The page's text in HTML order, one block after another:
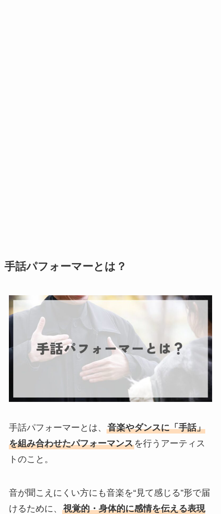
手話パフォーマーとは？
手話パフォーマーとは、 音楽やダンスに「手話」
を組み合わせたパフォーマンスを行うアーティス
トのこと。
音が聞こえにくい方にも音楽を“見て感じる”形で届
けるために、 視覚的・身体的に感情を伝える表現